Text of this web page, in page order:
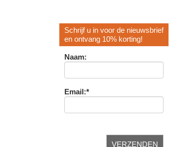
Schrijf u in voor de nieuwsbrief
en ontvang 10% korting!
Naam:
Email:*